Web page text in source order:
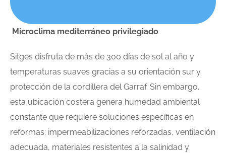
Microclima mediterráneo privilegiado
Sitges disfruta de más de 300 días de sol al año y
temperaturas suaves gracias a su orientación sur y
protección de la cordillera del Garraf. Sin embargo,
esta ubicación costera genera humedad ambiental
constante que requiere soluciones específicas en
reformas: impermeabilizaciones reforzadas, ventilación
adecuada, materiales resistentes a la salinidad y